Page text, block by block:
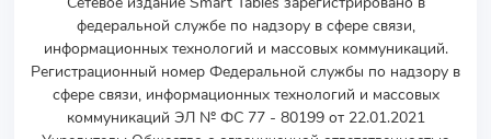
федеральной службе по надзору в сфере связи,
информационных технологий и массовых коммуникаций.
Регистрационный номер Федеральной службы по надзору в
сфере связи, информационных технологий и массовых
коммуникаций ЭЛ № ФС 77 - 80199 от 22.01.2021